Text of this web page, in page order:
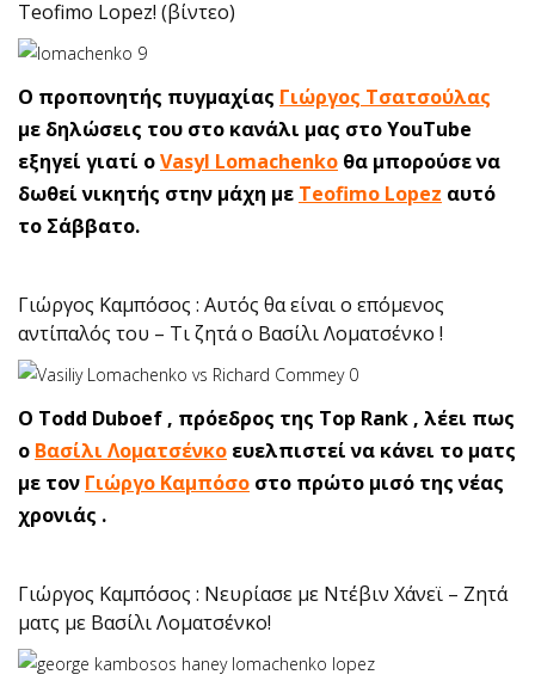
Teofimo Lopez! (βίντεο)
O προπονητής πυγμαχίας Γιώργος Τσατσούλας
με δηλώσεις του στο κανάλι μας στο YouTube
εξηγεί γιατί οVasyl Lomachenko θα μπορούσε να
δωθεί νικητής στην μάχη με Teofimo Lopez αυτό
το Σάββατο.
Γιώργος Καμπόσος : Αυτός θα είναι ο επόμενος
αντίπαλός του – Τι ζητά ο Βασίλι Λοματσένκο !
Ο Todd Duboef , πρόεδρος της Top Rank , λέει πως
ο Βασίλι Λοματσένκο ευελπιστεί να κάνει το ματς
με τον Γιώργο Καμπόσο στο πρώτο μισό της νέας
χρονιάς .
Γιώργος Καμπόσος : Νευρίασε με Ντέβιν Χάνεϊ – Ζητά
ματς με Βασίλι Λοματσένκο!